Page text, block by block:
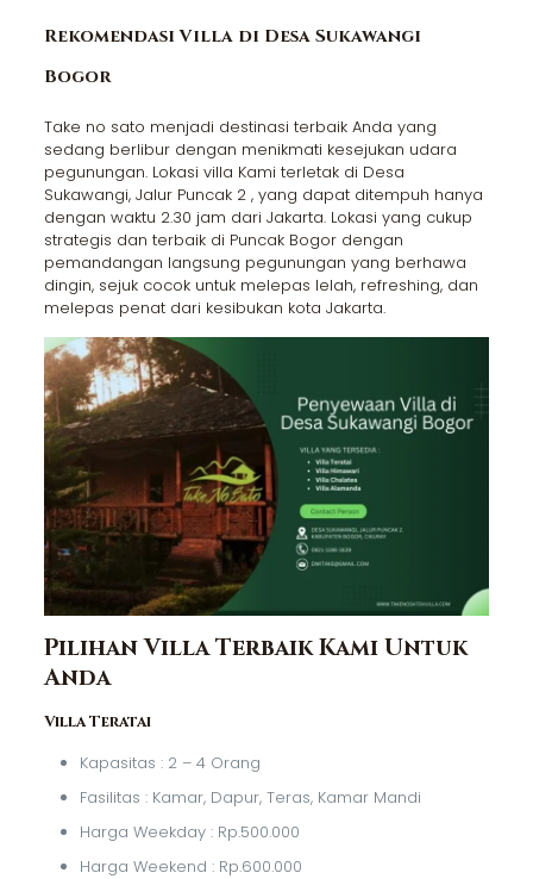
Rekomendasi Villa di Desa Sukawangi
Bogor
Take no sato menjadi destinasi terbaik Anda yang
sedang berlibur dengan menikmati kesejukan udara
pegunungan. Lokasi villa Kami terletak di Desa
Sukawangi, Jalur Puncak 2 , yang dapat ditempuh hanya
dengan waktu 2.30 jam dari Jakarta. Lokasi yang cukup
strategis dan terbaik di Puncak Bogor dengan
pemandangan langsung pegunungan yang berhawa
dingin, sejuk cocok untuk melepas lelah, refreshing, dan
melepas penat dari kesibukan kota Jakarta.
Pilihan Villa Terbaik Kami Untuk
Anda
Villa Teratai
Kapasitas : 2 – 4 Orang
Fasilitas : Kamar, Dapur, Teras, Kamar Mandi
Harga Weekday : Rp.500.000
Harga Weekend : Rp.600.000